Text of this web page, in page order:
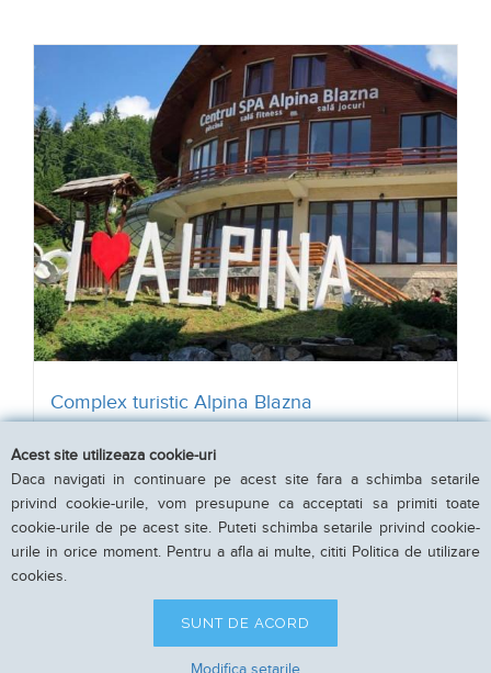
Acest site utilizeaza cookie-uri
Daca navigati in continuare pe acest site fara a schimba setarile
privind cookie-urile, vom presupune ca acceptati sa primiti toate
cookie-urile de pe acest site. Puteti schimba setarile privind cookie-
urile in orice moment. Pentru a afla ai multe, cititi Politica de utilizare
cookies.
SUNT DE ACORD
Complex turistic Alpina Blazna
40 camere pentru 120 persoane